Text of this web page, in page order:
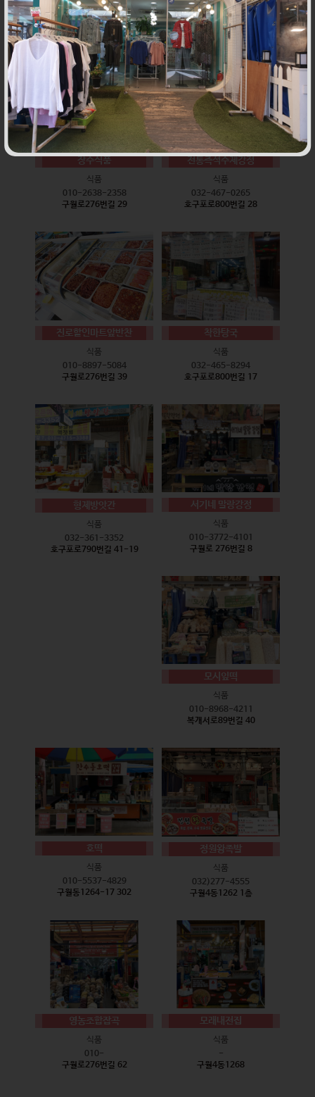
식품
010-9528-3759
구월로276번길 17
식품
032-468-6024
구월로276번길 29
장수식품
식품
010-2638-2358
구월로276번길 29
전통즉석수제강정
식품
032-467-0265
호구포로800번길 28
진로할인마트앞반찬
식품
010-8897-5084
구월로276번길 39
착한탕국
식품
032-465-8294
호구포로800번길 17
형제방앗간
식품
032-361-3352
호구포로790번길 41-19
서기네 말랑강정
식품
010-3772-4101
구월로 276번길 8
모시잎떡
식품
010-8968-4211
복개서로89번길 40
호떡
식품
010-5537-4829
구월동1264-17 302
정원왕족발
식품
032)277-4555
구월4동1262 1층
영농조합잡곡
식품
010-
구월로276번길 62
모래내전집
식품
-
구월4동1268